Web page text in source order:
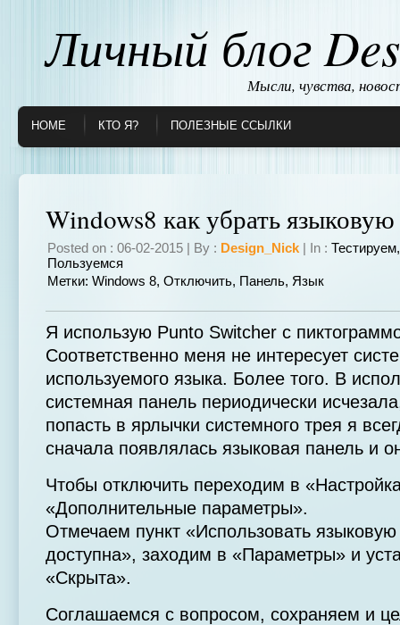
Личный блог
Мысли, чувства,
HOME КТО Я? ПОЛЕЗНЫЕ ССЫЛКИ
Windows8 как убрать
Posted on : 06-02-2015 | By : Design_Nick | In :
Пользуемся
Метки: Windows 8, Отключить, Панель, Язык
Я использую Punto Switcher с
Соответственно меня не интересует
используемого языка. Более того. В
системная панель периодически
попасть в ярлычки системного трея я
сначала появлялась языковая панель и
Чтобы отключить переходим в
«Дополнительные параметры».
Отмечаем пункт «Использовать
доступна», заходим в «Параметры» и
«Скрыта».
Соглашаемся с вопросом, сохраняем и